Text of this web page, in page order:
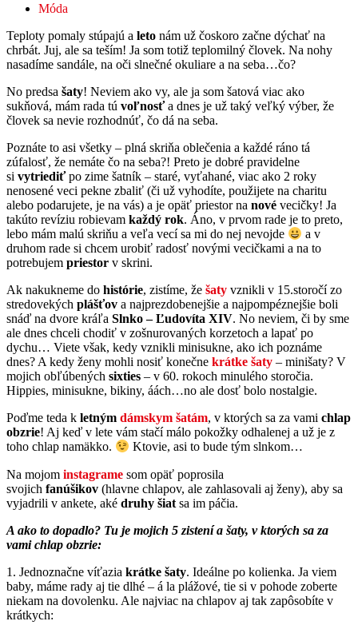
Móda
Teploty pomaly stúpajú a leto nám už čoskoro začne dýchať na
chrbát. Juj, ale sa teším! Ja som totiž teplomilný človek. Na nohy
nasadíme sandále, na oči slnečné okuliare a na seba…čo?
No predsa šaty! Neviem ako vy, ale ja som šatová viac ako
sukňová, mám rada tú voľnosťa dnes je už taký veľký výber, že
človek sa nevie rozhodnúť, čo dá na seba.
Poznáte to asi všetky – plná skriňa oblečenia a každé ráno tá
zúfalosť, že nemáte čo na seba?! Preto je dobré pravidelne
si vytriediťpo zime šatník – staré, vyťahané, viac ako 2 roky
nenosené veci pekne zbaliť (či už vyhodíte, použijete na charitu
alebo podarujete, je na vás) a je opäť priestor na nové vecičky! Ja
takúto revíziu robievam každý rok. Áno, v prvom rade je to preto,
lebo mám malú skriňu a veľa vecí sa mi do nej nevojde
a v
druhom rade si chcem urobiť radosť novými vecičkami a na to
potrebujem priestor v skrini.
Ak nakukneme do histórie, zistíme, že šaty vznikli v 15.storočí zo
stredovekých plášťov a najprezdobenejšie a najpompéznejšie boli
snáď na dvore kráľa Slnko – Ľudovíta XIV. No neviem, či by sme
ale dnes chceli chodiť v zošnurovaných korzetoch a lapať po
dychu… Viete však, kedy vznikli minisukne, ako ich poznáme
dnes? A kedy ženy mohli nosiť konečne krátke šaty – minišaty? V
mojich obľúbených sixties – v 60. rokoch minulého storočia.
Hippies, minisukne, bikiny, áách…no ale dosť bolo nostalgie.
Poďme teda k letným dámskym šatám, v ktorých sa za vami chlap
obzrie! Aj keď v lete vám stačí málo pokožky odhalenej a už je z
toho chlap namäkko.
Ktovie, asi to bude tým slnkom…
Na mojom instagrame som opäť poprosila
svojich fanúšikov (hlavne chlapov, ale zahlasovali aj ženy), aby sa
vyjadrili v ankete, aké druhy šiat sa im páčia.
A ako to dopadlo? Tu je mojich 5 zistení a šaty, v ktorých sa za
vami chlap obzrie:
1. Jednoznačne víťazia krátke šaty. Ideálne po kolienka. Ja viem
baby, máme rady aj tie dlhé – á la plážové, tie si v pohode zoberte
niekam na dovolenku. Ale najviac na chlapov aj tak zapôsobíte v
krátkych: